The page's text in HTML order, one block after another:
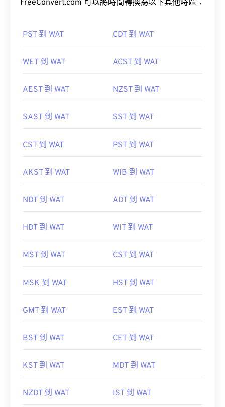
FreeConvert.com 可以將時間轉換為以下其他時區：
PST 到 WAT CDT 到 WAT
WET 到 WAT ACST 到 WAT
AEST 到 WAT NZST 到 WAT
SAST 到 WAT SST 到 WAT
CST 到 WAT PST 到 WAT
AKST 到 WAT WIB 到 WAT
NDT 到 WAT ADT 到 WAT
HDT 到 WAT WIT 到 WAT
MST 到 WAT CST 到 WAT
MSK 到 WAT HST 到 WAT
GMT 到 WAT EST 到 WAT
BST 到 WAT CET 到 WAT
KST 到 WAT MDT 到 WAT
NZDT 到 WAT IST 到 WAT